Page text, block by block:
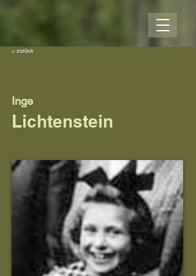
< zurück
Inge
Lichtenstein